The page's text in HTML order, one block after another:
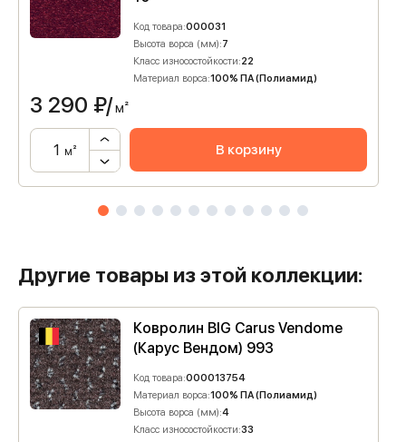
Код товара:000031
Высота ворса (мм):7
Класс износостойкости:22
Материал ворса:100% ПА (Полиамид)
3 290 ₽/м²
м² В корзину
Другие товары из этой коллекции:
Ковролин BIG Carus Vendome
(Карус Вендом) 993
Код товара:000013754
Материал ворса:100% ПА (Полиамид)
Высота ворса (мм):4
Класс износостойкости:33